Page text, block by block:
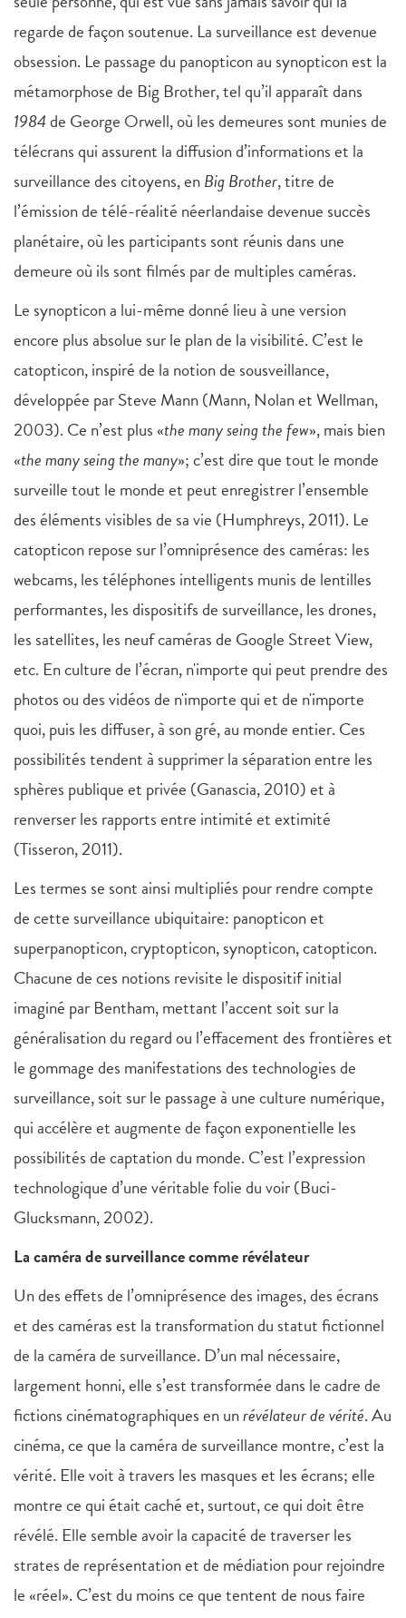
regarde de façon soutenue. La surveillance est devenue
obsession. Le passage du panopticon au synopticon est la
métamorphose de Big Brother, tel qu’il apparaît dans
1984de George Orwell, où les demeures sont munies de
télécrans qui assurent la diffusion d’informations et la
surveillance des citoyens, enBig Brother, titre de
l’émission de télé-réalité néerlandaise devenue succès
planétaire, où les participants sont réunis dans une
demeure où ils sont filmés par de multiples caméras.
Le synopticon a lui-même donné lieu à une version
encore plus absolue sur le plan de la visibilité. C’est le
catopticon, inspiré de la notion de sousveillance,
développée par Steve Mann (Mann, Nolan et Wellman,
2003). Ce n’est plus «the many seing the few», mais bien
«the many seing the many»; c’est dire que tout le monde
surveille tout le monde et peut enregistrer l’ensemble
des éléments visibles de sa vie (Humphreys, 2011). Le
catopticon repose sur l’omniprésence des caméras: les
webcams, les téléphones intelligents munis de lentilles
performantes, les dispositifs de surveillance, les drones,
les satellites, les neuf caméras de Google Street View,
etc. En culture de l’écran, n'importe qui peut prendre des
photos ou des vidéos de n'importe qui et de n'importe
quoi, puis les diffuser, à son gré, au monde entier. Ces
possibilités tendent à supprimer la séparation entre les
sphères publique et privée (Ganascia, 2010) et à
renverser les rapports entre intimité et extimité
(Tisseron, 2011).
Les termes se sont ainsi multipliés pour rendre compte
de cette surveillance ubiquitaire: panopticon et
superpanopticon, cryptopticon, synopticon, catopticon.
Chacune de ces notions revisite le dispositif initial
imaginé par Bentham, mettant l’accent soit sur la
généralisation du regard ou l’effacement des frontières et
le gommage des manifestations des technologies de
surveillance, soit sur le passage à une culture numérique,
qui accélère et augmente de façon exponentielle les
possibilités de captation du monde. C’est l’expression
technologique d’une véritable folie du voir (Buci-
Glucksmann, 2002).
La caméra de surveillance comme révélateur
Un des effets de l’omniprésence des images, des écrans
et des caméras est la transformation du statut fictionnel
de la caméra de surveillance. D’un mal nécessaire,
largement honni, elle s’est transformée dans le cadre de
fictions cinématographiques en unrévélateur de vérité. Au
cinéma, ce que la caméra de surveillance montre, c’est la
vérité. Elle voit à travers les masques et les écrans; elle
montre ce qui était caché et, surtout, ce qui doit être
révélé. Elle semble avoir la capacité de traverser les
strates de représentation et de médiation pour rejoindre
le «réel». C’est du moins ce que tentent de nous faire